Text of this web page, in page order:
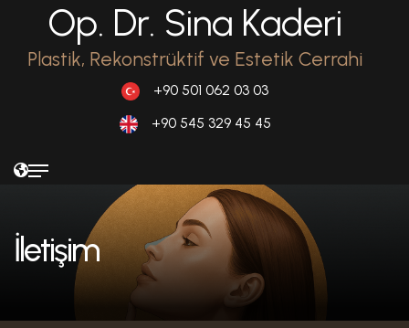
Op. Dr. Sina Kaderi
Plastik, Rekonstrüktif ve Estetik Cerrahi
+90 501 062 03 03
+90 545 329 45 45
İletişim